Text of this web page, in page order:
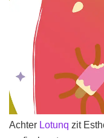
Achter Lotunq zit